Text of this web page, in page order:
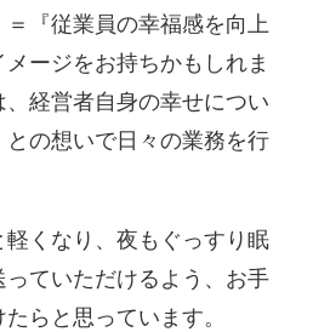
『従業員の幸福感を向上
ージをお持ちかもしれま
経営者自身の幸せについ
の想いで日々の業務を行
くなり、夜もぐっすり眠
ていただけるよう、お手
らと思っています。